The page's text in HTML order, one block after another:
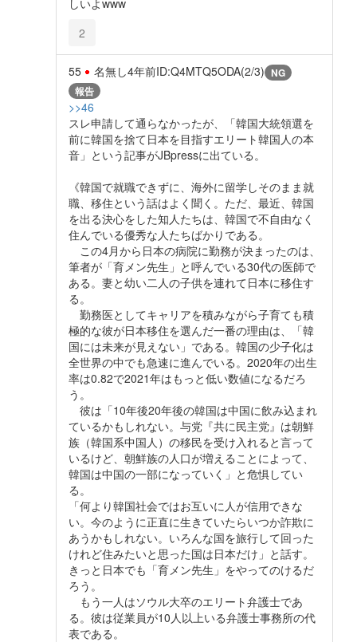
しいよwww
2
55 名無し4年前ID:Q4MTQ5ODA(2/3) NG
報告
>>46
スレ申請して通らなかったが、「韓国大統領選を
前に韓国を捨て日本を目指すエリート韓国人の本
音」という記事がJBpressに出ている。
《韓国で就職できずに、海外に留学しそのまま就
職、移住という話はよく聞く。ただ、最近、韓国
を出る決心をした知人たちは、韓国で不自由なく
住んでいる優秀な人たちばかりである。
この4月から日本の病院に勤務が決まったのは、
筆者が「育メン先生」と呼んでいる30代の医師で
ある。妻と幼い二人の子供を連れて日本に移住す
る。
勤務医としてキャリアを積みながら子育ても積
極的な彼が日本移住を選んだ一番の理由は、「韓
国には未来が見えない」である。韓国の少子化は
全世界の中でも急速に進んでいる。2020年の出生
率は0.82で2021年はもっと低い数値になるだろ
う。
彼は「10年後20年後の韓国は中国に飲み込まれ
ているかもしれない。与党『共に民主党』は朝鮮
族（韓国系中国人）の移民を受け入れると言って
いるけど、朝鮮族の人口が増えることによって、
韓国は中国の一部になっていく」と危惧してい
る。
「何より韓国社会ではお互いに人が信用できな
い。今のように正直に生きていたらいつか詐欺に
あうかもしれない。いろんな国を旅行して回った
けれど住みたいと思った国は日本だけ」と話す。
きっと日本でも「育メン先生」をやってのけるだ
ろう。
もう一人はソウル大卒のエリート弁護士であ
る。彼は従業員が10人以上いる弁護士事務所の代
表である。